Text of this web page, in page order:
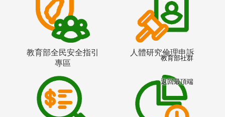
教育部全民安全指引
專區
人體研究倫理申訴
教育部社群
返回最頂端